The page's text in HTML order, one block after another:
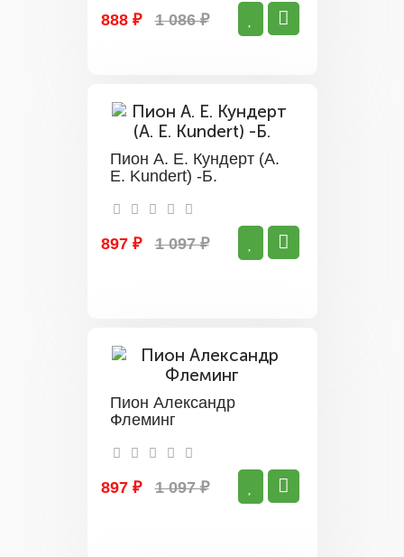
888 ₽ 1 086 ₽
Пион А. Е. Кундерт (A.
E. Kundert) -Б.
897 ₽ 1 097 ₽
Пион Александр
Флеминг
897 ₽ 1 097 ₽